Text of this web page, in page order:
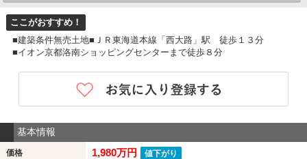
ここがおすすめ！
■建築条件無売土地■ＪＲ東海道本線「西大路」駅 徒歩１３分
■イオン京都洛南ショッピングセンターまで徒歩８分
基本情報
価格 1,980万円 値下がり